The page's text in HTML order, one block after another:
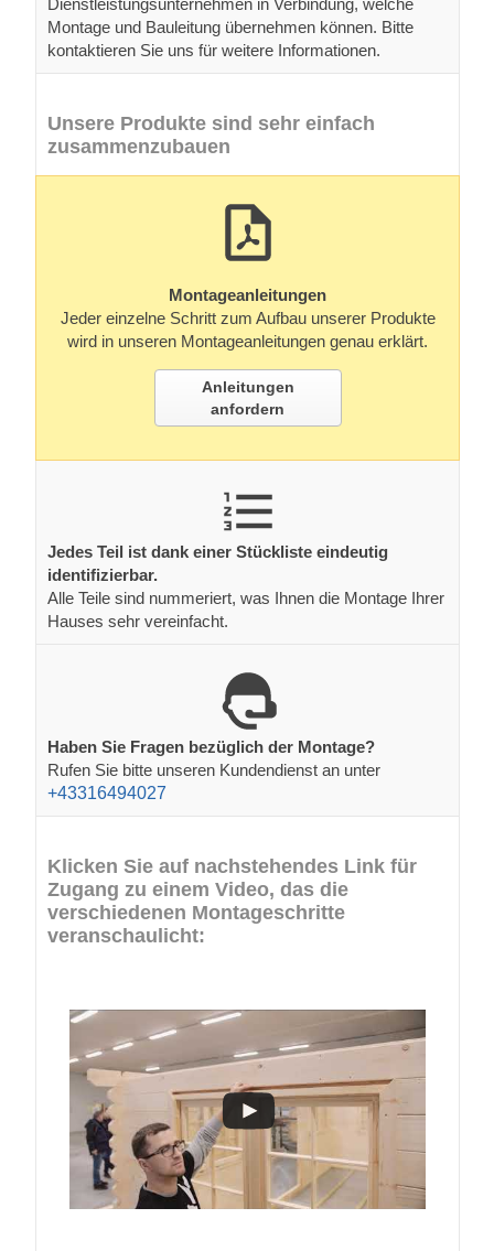
Montage und Bauleitung übernehmen können. Bitte
kontaktieren Sie uns für weitere Informationen.
Unsere Produkte sind sehr einfach
zusammenzubauen
Montageanleitungen
Jeder einzelne Schritt zum Aufbau unserer Produkte
wird in unseren Montageanleitungen genau erklärt.
Anleitungen
anfordern
Jedes Teil ist dank einer Stückliste eindeutig
identifizierbar.
Alle Teile sind nummeriert, was Ihnen die Montage Ihrer
Hauses sehr vereinfacht.
Haben Sie Fragen bezüglich der Montage?
Rufen Sie bitte unseren Kundendienst an unter
+43316494027
Klicken Sie auf nachstehendes Link für
Zugang zu einem Video, das die
verschiedenen Montageschritte
veranschaulicht: